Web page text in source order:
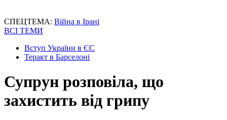
СПЕЦТЕМА: Війна в Ірані
ВСІ ТЕМИ
Вступ України в ЄС
Теракт в Барселоні
Супрун розповіла, що
захистить від грипу